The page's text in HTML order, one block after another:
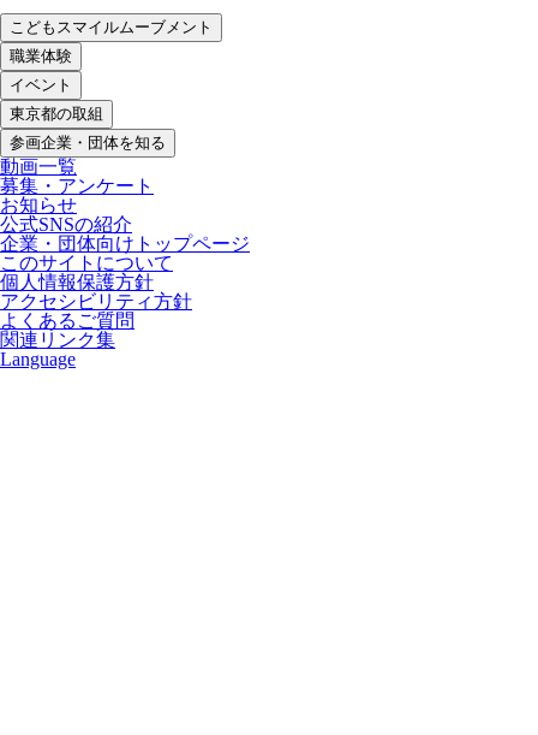
こどもスマイルムーブメント
職業体験
イベント
東京都の取組
参画企業・団体を知る
動画一覧
募集・アンケート
お知らせ
公式SNSの紹介
企業・団体向けトップページ
このサイトについて
個人情報保護方針
アクセシビリティ方針
よくあるご質問
関連リンク集
Language